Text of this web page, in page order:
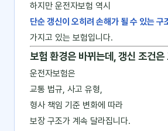
하지만 운전자보험 역시
단순 갱신이 오히려 손해가 될 수 있는 구
가지고 있는 보험입니다.
보험 환경은 바뀌는데, 갱신 조건은
운전자보험은
교통 법규, 사고 유형,
형사 책임 기준 변화에 따라
보장 구조가 계속 달라집니다.